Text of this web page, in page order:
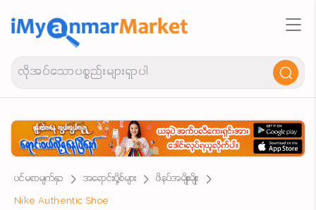
ပင်မစာမျက်နှာ အရောင်းပို့စ်များ
ဖိနပ်အမျိုးမျိုး
Nike Authentic Shoe